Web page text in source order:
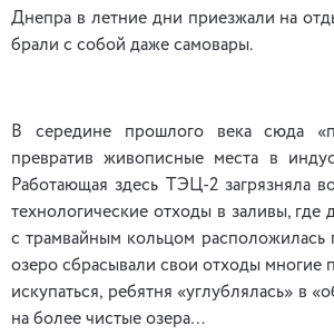
Днепра в летние дни приезжали на
брали с собой даже самовары.
В середине прошлого века сюда
превратив живописные места в
Работающая здесь ТЭЦ-2 загрязняла
технологические отходы в заливы,
с трамвайным кольцом расположилась
озеро сбрасывали свои отходы многие
искупаться, ребятня «углублялась» в
на более чистые озера…